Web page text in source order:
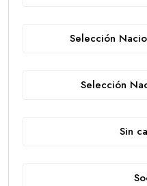
Selección
Selección
Sin